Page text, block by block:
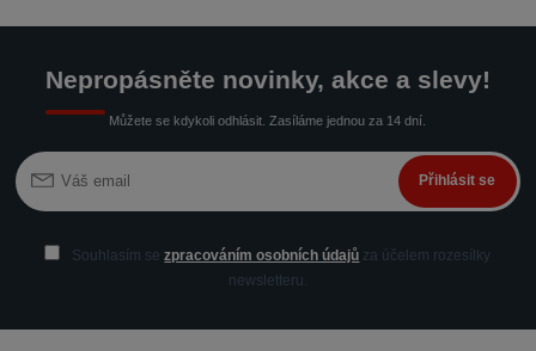
Nepropásněte novinky, akce a slevy!
Můžete se kdykoli odhlásit. Zasíláme jednou za 14 dní.
Přihlásit se
Souhlasím sezpracováním osobních údajů za účelem rozesílky
newsletteru.